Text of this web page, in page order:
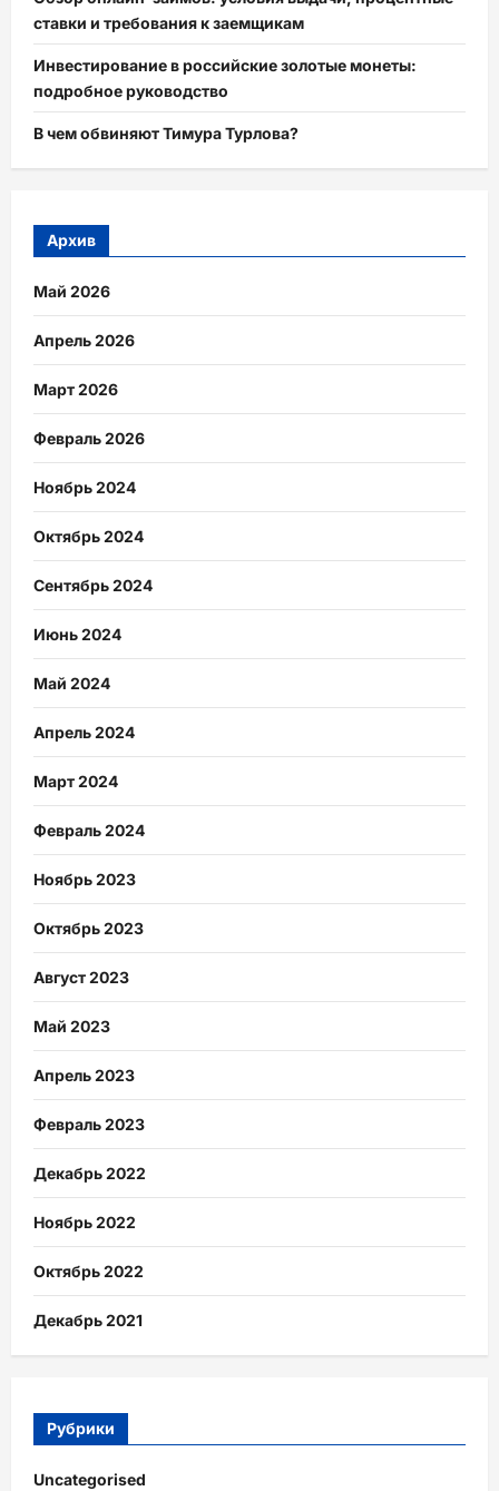
ставки и требования к заемщикам
Инвестирование в российские золотые монеты:
подробное руководство
В чем обвиняют Тимура Турлова?
Архив
Май 2026
Апрель 2026
Март 2026
Февраль 2026
Ноябрь 2024
Октябрь 2024
Сентябрь 2024
Июнь 2024
Май 2024
Апрель 2024
Март 2024
Февраль 2024
Ноябрь 2023
Октябрь 2023
Август 2023
Май 2023
Апрель 2023
Февраль 2023
Декабрь 2022
Ноябрь 2022
Октябрь 2022
Декабрь 2021
Рубрики
Uncategorised